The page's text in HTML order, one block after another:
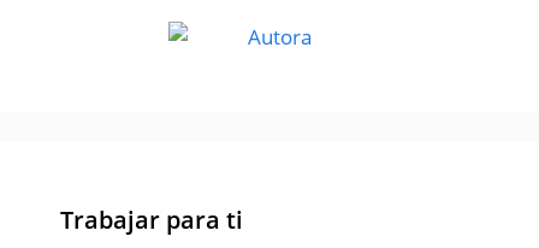
Trabajar para ti